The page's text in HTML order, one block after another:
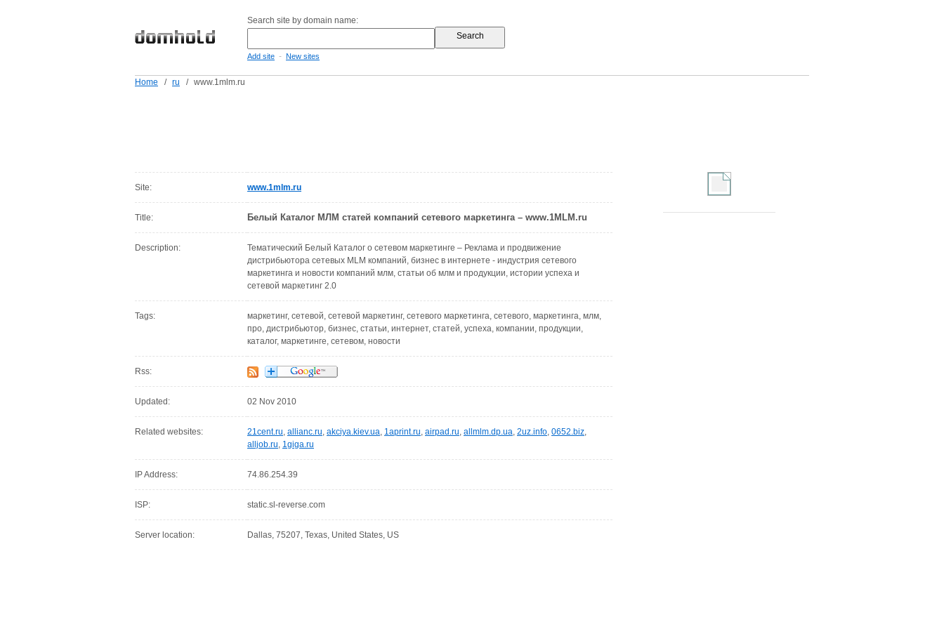
Search site by domain name:
Add site - New sites
Home / ru / www.1mlm.ru
Site: www.1mlm.ru
Title: Белый Каталог МЛМ статей компаний сетевого маркетинга – www.1MLM.ru
Description:
Тематический Белый Каталог о сетевом маркетинге – Реклама и продвижение
дистрибьютора сетевых MLM компаний, бизнес в интернете - индустрия сетевого
маркетинга и новости компаний млм, статьи об млм и продукции, истории успеха и
сетевой маркетинг 2.0
Tags:
маркетинг, сетевой, сетевой маркетинг, сетевого маркетинга, сетевого, маркетинга, млм,
про, дистрибьютор, бизнес, статьи, интернет, статей, успеха, компании, продукции,
каталог, маркетинге, сетевом, новости
Rss:
Updated: 02 Nov 2010
Related websites: 21cent.ru, allianc.ru, akciya.kiev.ua, 1aprint.ru, airpad.ru, allmlm.dp.ua, 2uz.info, 0652.biz,
alljob.ru, 1giga.ru
IP Address: 74.86.254.39
ISP: static.sl-reverse.com
Server location: Dallas, 75207, Texas, United States, US